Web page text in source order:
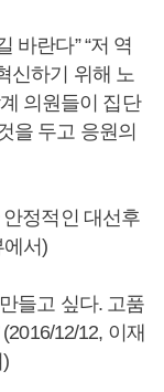
바란다” “저 역
신하기 위해 노
의원들이 집단
을 두고 응원의
정적인 대선후
에서)
들고 싶다. 고품
12/12, 이재